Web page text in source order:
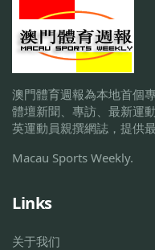
澳門體育週報為本地首個
體壇新聞、專訪、最新運
英運動員親撰網誌，提供
Macau Sports Weekly.
Links
关于我们